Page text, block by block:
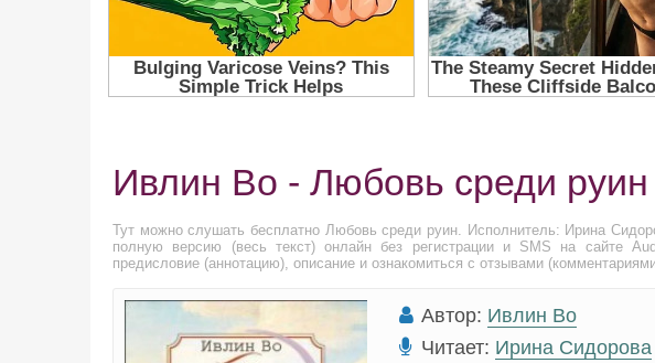
Ивлин Во - Любовь среди руин
Тут можно слушать бесплатно Любовь среди руин. Исполнитель: Ирина
полную версию (весь текст) онлайн без регистрации и SMS на сайте
предисловие (аннотацию), описание и ознакомиться с отзывами
Автор: Ивлин Во
Читает: Ирина Сидорова